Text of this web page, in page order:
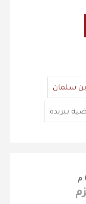
سلمان
ببريدة